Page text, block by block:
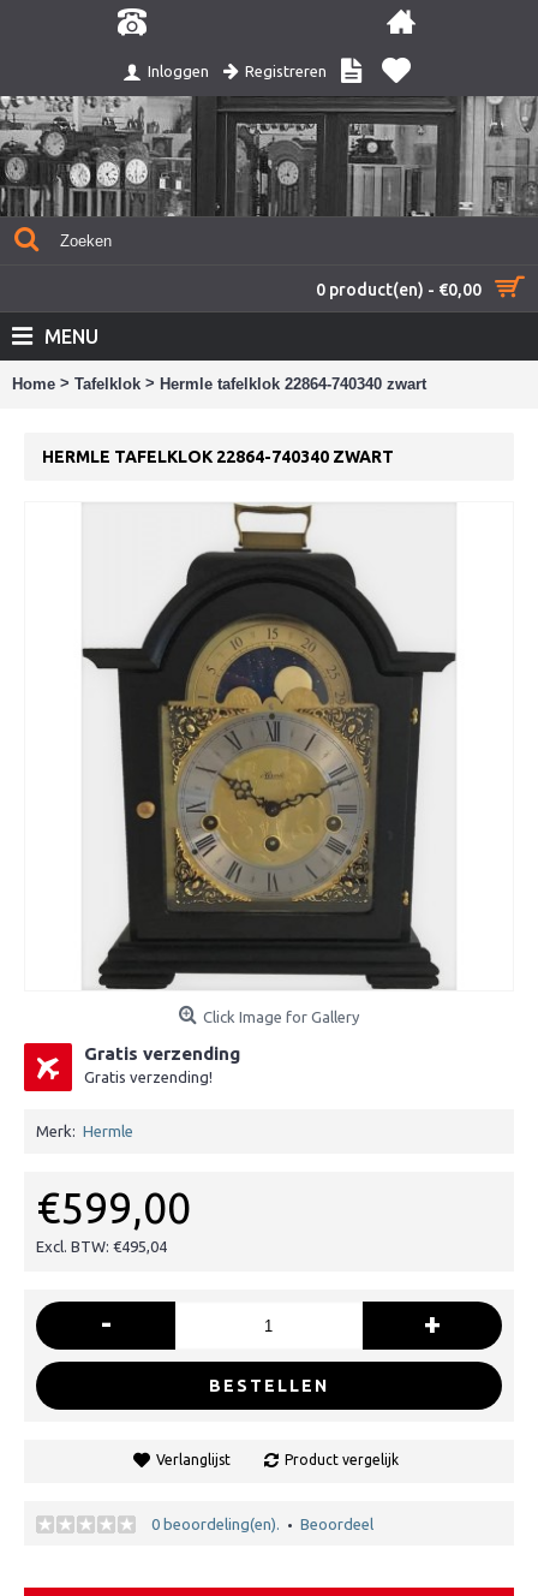
Inloggen Registreren
0 product(en) - €0,00
MENU
Home > Tafelklok > Hermle tafelklok 22864-740340 zwart
HERMLE TAFELKLOK 22864-740340 ZWART
Click Image for Gallery
Gratis verzending
Gratis verzending!
Merk: Hermle
€599,00
Excl. BTW: €495,04
- +
BESTELLEN
Verlanglijst Product vergelijk
0 beoordeling(en). • Beoordeel